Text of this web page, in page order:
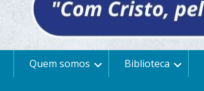
Quem somos Biblioteca